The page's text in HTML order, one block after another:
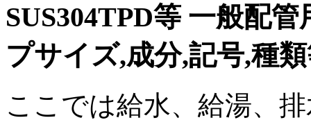
SUS304TPD等 一般配
プサイズ,成分,記号,種
ここでは給水、給湯、